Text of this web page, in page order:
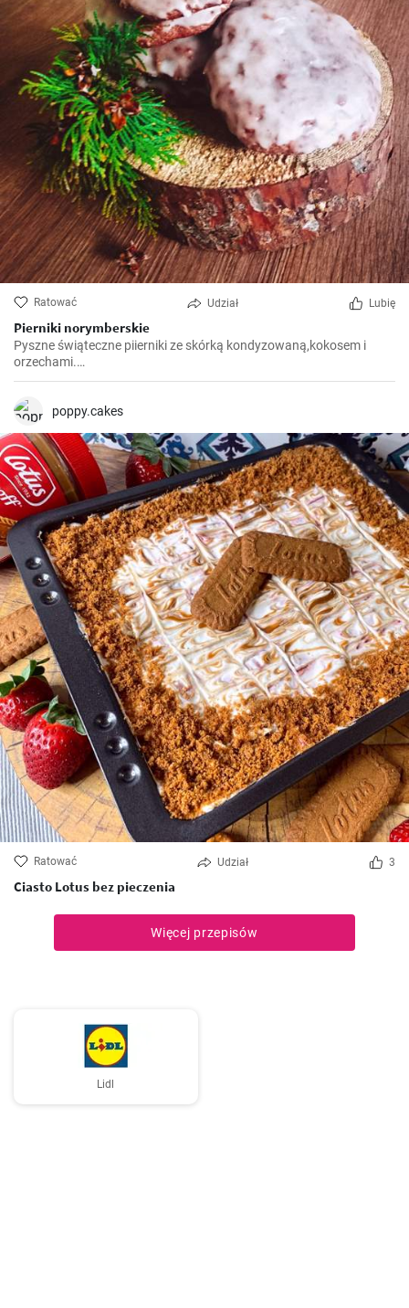
Ratować Udział Lubię
Pierniki norymberskie
Pyszne świąteczne piierniki ze skórką kondyzowaną,kokosem i
orzechami.
https://gabciakowegotowanie24.blogspot.com/2024/12/pierniki-
poppy.cakes
Ratować Udział 3
Ciasto Lotus bez pieczenia
Więcej przepisów
Lidl